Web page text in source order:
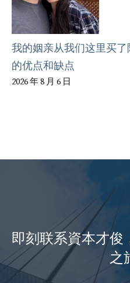
我的姻亲从我们这里买
的优点和缺点
2026 年 8 月 6 日
即刻联系資本才俊
之